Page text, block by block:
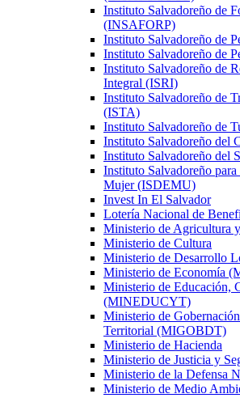
Instituto Salvadoreño de
(INSAFORP)
Instituto Salvadoreño de
Instituto Salvadoreño de
Instituto Salvadoreño de
Integral (ISRI)
Instituto Salvadoreño de
(ISTA)
Instituto Salvadoreño de
Instituto Salvadoreño del
Instituto Salvadoreño del
Instituto Salvadoreño
Mujer (ISDEMU)
Invest In El Salvador
Lotería Nacional de
Ministerio de Agricultura
Ministerio de Cultura
Ministerio de Desarrollo
Ministerio de Economía
Ministerio de Educación,
(MINEDUCYT)
Ministerio de
Territorial (MIGOBDT)
Ministerio de Hacienda
Ministerio de Justicia y
Ministerio de la Defensa
Ministerio de Medio